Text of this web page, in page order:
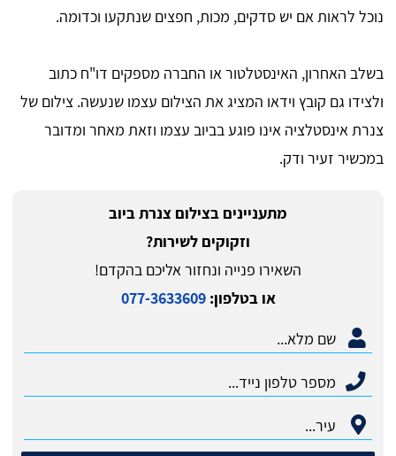
נוכל לראות אם יש סדקים, מכות, חפצים שנתקעו וכדומה.
בשלב האחרון, האינסטלטור או החברה מספקים דו"ח כתוב
ולצידו גם קובץ וידאו המציג את הצילום עצמו שנעשה. צילום של
צנרת אינסטלציה אינו פוגע בביוב עצמו וזאת מאחר ומדובר
במכשיר זעיר ודק.
מתעניינים בצילום צנרת ביוב
וזקוקים לשירות?
השאירו פנייה ונחזור אליכם בהקדם!
או בטלפון:077-3633609